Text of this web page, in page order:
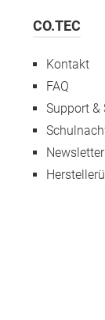
CO.TEC
Kontakt
FAQ
Support &
Newsletter